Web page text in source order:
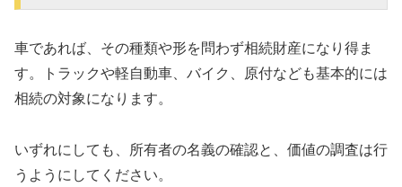
車であれば、その種類や形を問わず相続財産になり得ま
す。トラックや軽自動車、バイク、原付なども基本的には
相続の対象になります。
いずれにしても、所有者の名義の確認と、価値の調査は行
うようにしてください。